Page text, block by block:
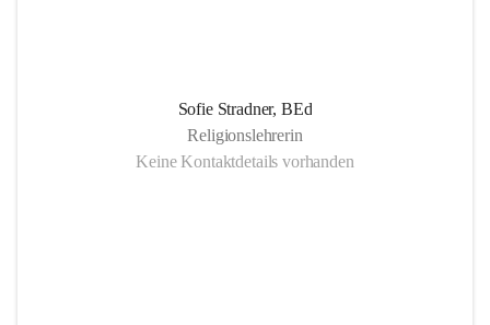
Sofie Stradner, BEd
Religionslehrerin
Keine Kontaktdetails vorhanden